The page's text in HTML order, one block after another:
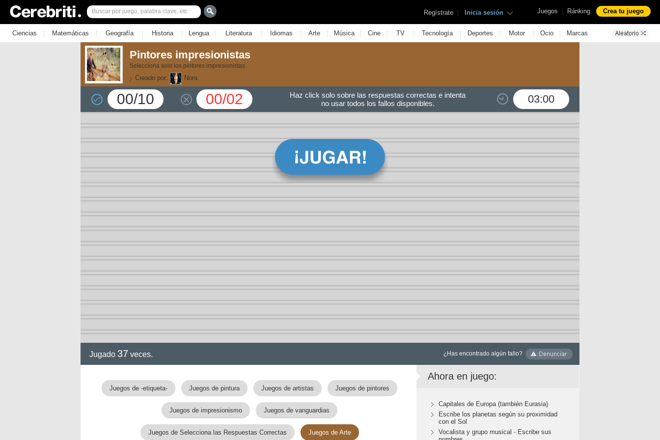
Juegos | Ránking Crea tu juego
Regístrate | Inicia sesión
Ciencias | Matemáticas | Geografía | Historia | Lengua | Literatura | Idiomas | Arte | Música | Cine | TV | Tecnología | Deportes | Motor | Ocio | Marcas
Pintores impresionistas
Selecciona solo los pintores impresionistas
Creado por: Nora
00/10 00/02 03:00
Haz click solo sobre las respuestas correctas e intenta
no usar todos los fallos disponibles.
Jugado 37 veces. ¿Has encontrado algún fallo?
Juegos de -etiqueta- Juegos de pintura Juegos de artistas Juegos de pintores
Juegos de impresionismo Juegos de vanguardias
Juegos de Selecciona las Respuestas Correctas Juegos de Arte
Ahora en juego:
Capitales de Europa (también Eurasia)
Escribe los planetas según su proximidad
con el Sol
Vocalista y grupo musical - Escribe sus